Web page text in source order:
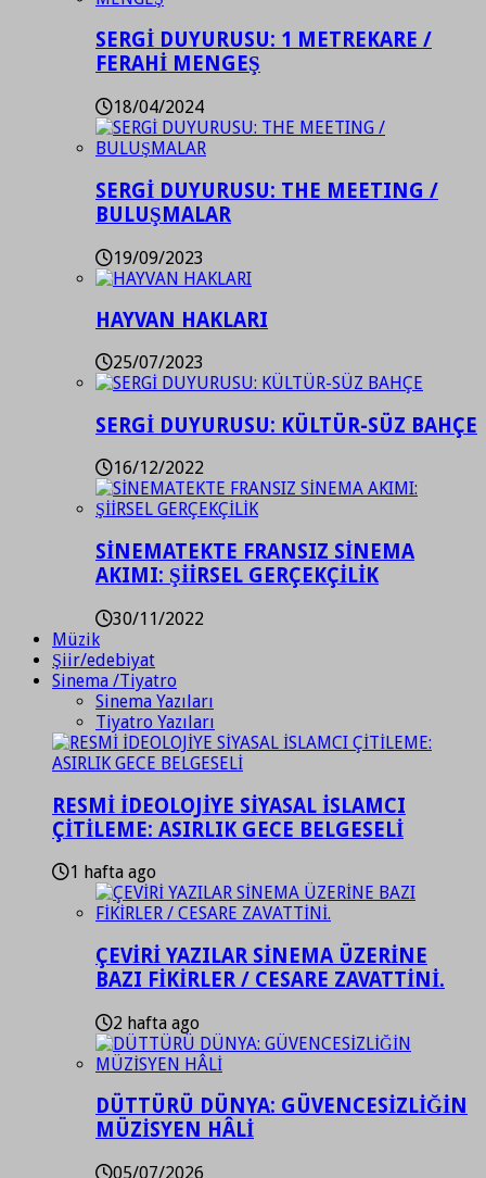
SERGİ DUYURUSU: 1 METREKARE /
FERAHİ MENGEŞ
18/04/2024
SERGİ DUYURUSU: THE MEETING /
BULUŞMALAR
19/09/2023
HAYVAN HAKLARI
25/07/2023
SERGİ DUYURUSU: KÜLTÜR-SÜZ BAHÇE
16/12/2022
SİNEMATEKTE FRANSIZ SİNEMA
AKIMI: ŞİİRSEL GERÇEKÇİLİK
30/11/2022
Müzik
Şiir/edebiyat
Sinema /Tiyatro
Sinema Yazıları
Tiyatro Yazıları
RESMİ İDEOLOJİYE SİYASAL İSLAMCI
ÇİTİLEME: ASIRLIK GECE BELGESELİ
1 hafta ago
ÇEVİRİ YAZILAR SİNEMA ÜZERİNE
BAZI FİKİRLER / CESARE ZAVATTİNİ.
2 hafta ago
DÜTTÜRÜ DÜNYA: GÜVENCESİZLİĞİN
MÜZİSYEN HÂLİ
05/07/2026